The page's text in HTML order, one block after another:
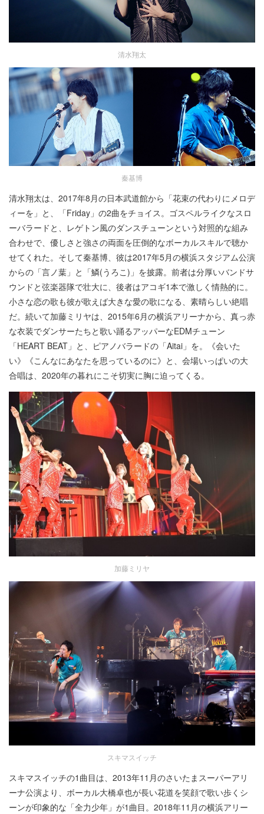
清水翔太
秦基博
清水翔太は、2017年8月の日本武道館から「花束の代わりにメロデ
ィーを」と、「Friday」の2曲をチョイス。ゴスペルライクなスロ
ーバラードと、レゲトン風のダンスチューンという対照的な組み
合わせで、優しさと強さの両面を圧倒的なボーカルスキルで聴か
せてくれた。そして秦基博、彼は2017年5月の横浜スタジアム公演
からの「言ノ葉」と「鱗(うろこ)」を披露。前者は分厚いバンドサ
ウンドと弦楽器隊で壮大に、後者はアコギ1本で激しく情熱的に。
小さな恋の歌も彼が歌えば大きな愛の歌になる、素晴らしい絶唱
だ。続いて加藤ミリヤは、2015年6月の横浜アリーナから、真っ赤
な衣装でダンサーたちと歌い踊るアッパーなEDMチューン
「HEART BEAT」と、ピアノバラードの「Aitai」を。《会いた
い》《こんなにあなたを思っているのに》と、会場いっぱいの大
合唱は、2020年の暮れにこそ切実に胸に迫ってくる。
加藤ミリヤ
スキマスイッチ
スキマスイッチの1曲目は、2013年11月のさいたまスーパーアリ
ーナ公演より、ボーカル大橋卓也が長い花道を笑顔で歌い歩くシ
ーンが印象的な「全力少年」が1曲目。2018年11月の横浜アリー